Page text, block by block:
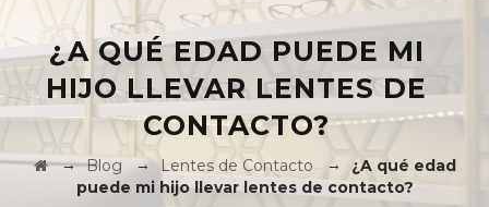
¿A QUÉ EDAD PUEDE MI
HIJO LLEVAR LENTES DE
CONTACTO?
→Blog →Lentes de Contacto →
¿A qué edad
puede mi hijo llevar lentes de contacto?